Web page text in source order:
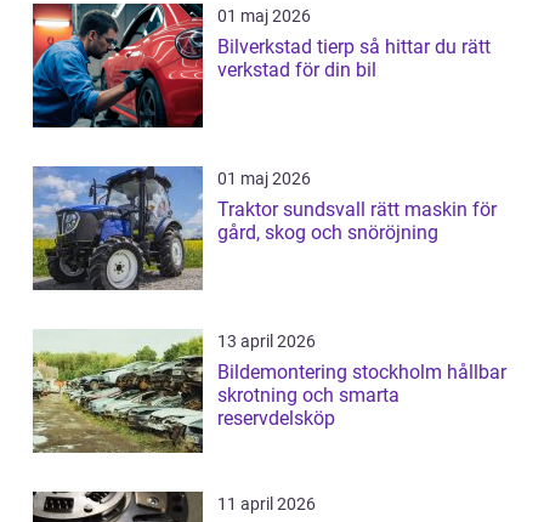
01 maj 2026
Bilverkstad tierp så hittar du rätt
verkstad för din bil
01 maj 2026
Traktor sundsvall rätt maskin för
gård, skog och snöröjning
13 april 2026
Bildemontering stockholm hållbar
skrotning och smarta
reservdelsköp
11 april 2026